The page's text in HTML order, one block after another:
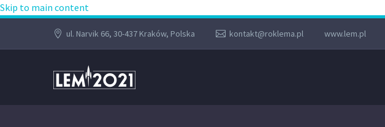
Skip to main content
ul. Narvik 66, 30-437 Kraków, Polska kontakt@roklema.pl www.lem.pl